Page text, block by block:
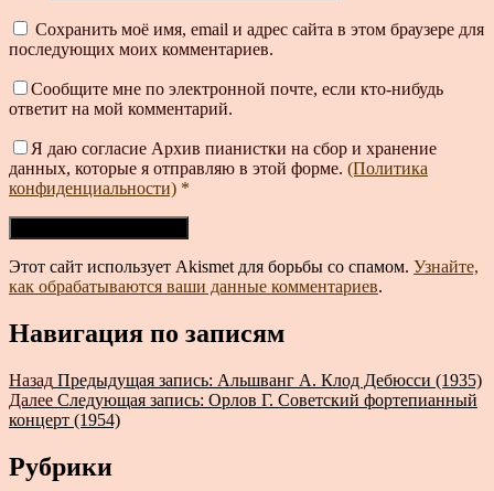
Сохранить моё имя, email и адрес сайта в этом браузере для
последующих моих комментариев.
Сообщите мне по электронной почте, если кто-нибудь
ответит на мой комментарий.
Я даю согласие Архив пианистки на сбор и хранение
данных, которые я отправляю в этой форме. (Политика
конфиденциальности) *
Этот сайт использует Akismet для борьбы со спамом. Узнайте,
как обрабатываются ваши данные комментариев.
Навигация по записям
Назад Предыдущая запись: Альшванг А. Клод Дебюсси (1935)
Далее Следующая запись: Орлов Г. Советский фортепианный
концерт (1954)
Рубрики